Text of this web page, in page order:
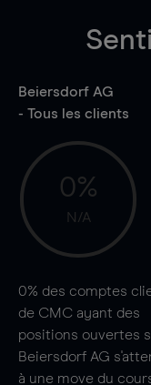
Beiersdorf AG
- Tous les clients
0%
N/A
0% des comptes
de CMC ayant des
positions ouvertes
Beiersdorf AG
à une move du